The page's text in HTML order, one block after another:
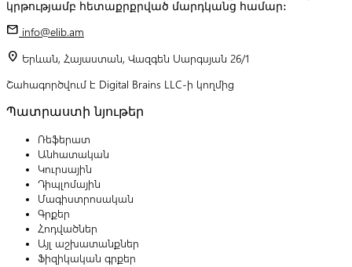
կրթությամբ հետաքրքրված մարդկանց համար:
mail info@elib.am
location_on Երևան, Հայաստան, Վազգեն Սարգսյան 26/1
Շահագործվում է Digital Brains LLC-ի կողմից
Պատրաստի նյութեր
Ռեֆերատ
Անհատական
Կուրսային
Դիպլոմային
Մագիստրոսական
Գրքեր
Հոդվածներ
Այլ աշխատանքներ
Ֆիզիկական գրքեր